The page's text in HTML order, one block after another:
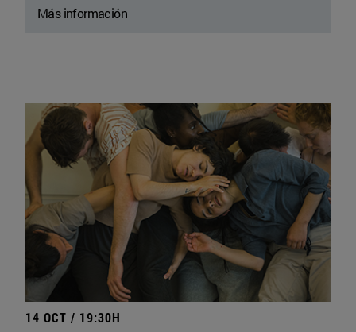
Más información
14 OCT / 19:30H